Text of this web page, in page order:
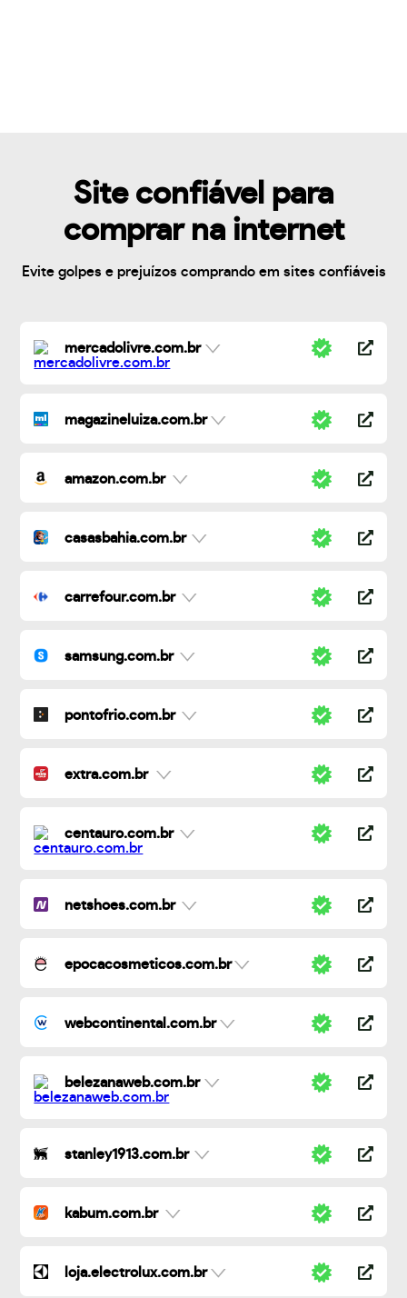
Site confiável para
comprar na internet
Evite golpes e prejuízos comprando em sites confiáveis
mercadolivre.com.br
magazineluiza.com.br
amazon.com.br
casasbahia.com.br
carrefour.com.br
samsung.com.br
pontofrio.com.br
extra.com.br
centauro.com.br
netshoes.com.br
epocacosmeticos.com.br
webcontinental.com.br
belezanaweb.com.br
stanley1913.com.br
kabum.com.br
loja.electrolux.com.br